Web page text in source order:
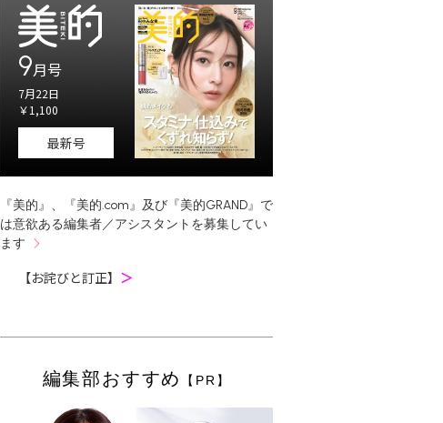
9月号
7月22日
￥1,100
最新号
『美的』、『美的.com』及び『美的GRAND』で
は意欲ある編集者／アシスタントを募集してい
ます
【お詫びと訂正】 ＞
編集部おすすめ 【PR】